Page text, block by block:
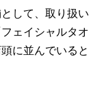
して、取り扱い
ェイシャルタオ
に並んでいると